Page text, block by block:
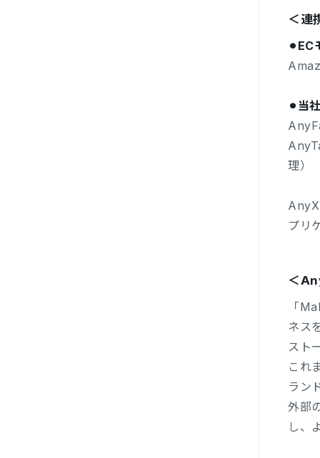
＜連
⚫︎当
理）
AnyX
プリ
＜
「
ネス
スト
これ
ラン
外部
し、